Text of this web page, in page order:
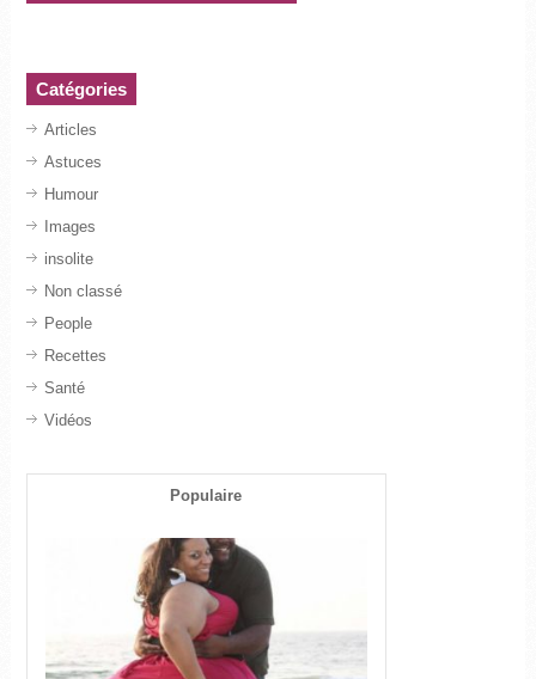
Catégories
Articles
Astuces
Humour
Images
insolite
Non classé
People
Recettes
Santé
Vidéos
Populaire